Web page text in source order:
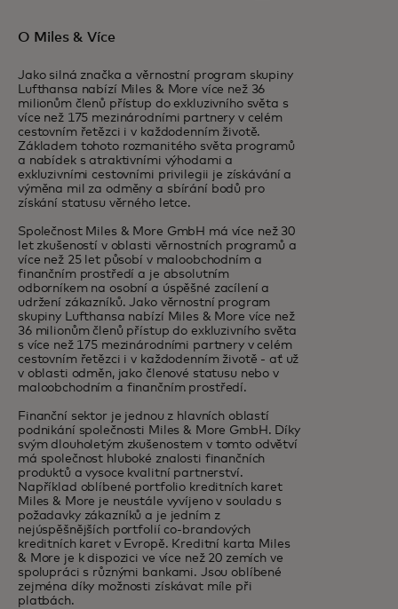
O Miles & Více
Jako silná značka a věrnostní program skupiny
Lufthansa nabízí Miles & More více než 36
milionům členů přístup do exkluzivního světa s
více než 175 mezinárodními partnery v celém
cestovním řetězci i v každodenním životě.
Základem tohoto rozmanitého světa programů
a nabídek s atraktivními výhodami a
exkluzivními cestovními privilegii je získávání a
výměna mil za odměny a sbírání bodů pro
získání statusu věrného letce.
Společnost Miles & More GmbH má více než 30
let zkušeností v oblasti věrnostních programů a
více než 25 let působí v maloobchodním a
finančním prostředí a je absolutním
odborníkem na osobní a úspěšné zacílení a
udržení zákazníků. Jako věrnostní program
skupiny Lufthansa nabízí Miles & More více než
36 milionům členů přístup do exkluzivního světa
s více než 175 mezinárodními partnery v celém
cestovním řetězci i v každodenním životě - ať už
v oblasti odměn, jako členové statusu nebo v
maloobchodním a finančním prostředí.
Finanční sektor je jednou z hlavních oblastí
podnikání společnosti Miles & More GmbH. Díky
svým dlouholetým zkušenostem v tomto odvětví
má společnost hluboké znalosti finančních
produktů a vysoce kvalitní partnerství.
Například oblíbené portfolio kreditních karet
Miles & More je neustále vyvíjeno v souladu s
požadavky zákazníků a je jedním z
nejúspěšnějších portfolií co-brandových
kreditních karet v Evropě. Kreditní karta Miles
& More je k dispozici ve více než 20 zemích ve
spolupráci s různými bankami. Jsou oblíbené
zejména díky možnosti získávat míle při
platbách.